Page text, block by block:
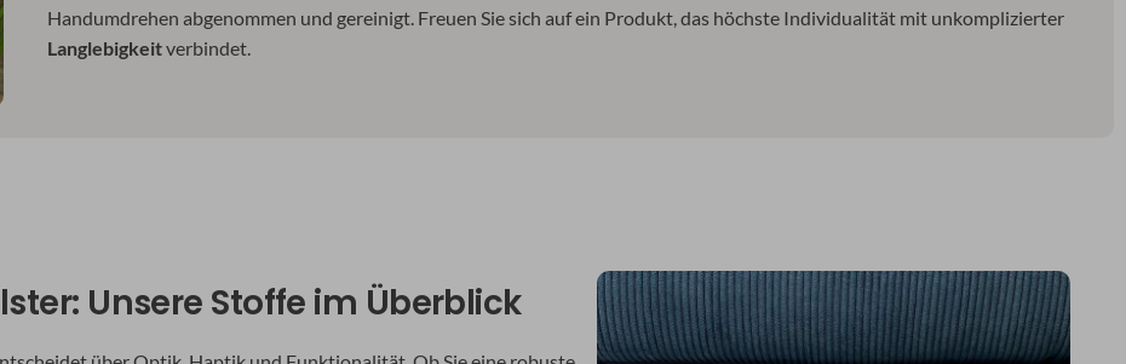
Handumdrehen abgenommen und gereinigt. Freuen Sie sich auf ein Produkt, das höchste Individualität mit unkomplizierter
Langlebigkeitverbindet.
Unsere Stoffe im Überblick